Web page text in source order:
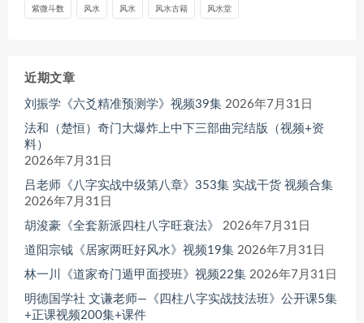
紫微斗数 风水 风水 风水古籍 风水堂
近期文章
刘振学《六爻精准预测学》视频39集 2026年7月31日
法和（楚恒）奇门大爆炸上中下三部曲完结版（视频+资
料）
2026年7月31日
吕老师《八字实战中级第八章》353集 实战干货 视频合集
2026年7月31日
胡浚豪《全套新派四柱八字旺衰法》
2026年7月31日
道阳宗钺《居家两旺好风水》视频19集 2026年7月31日
林一川《道家奇门遁甲面授班》视频22集 2026年7月31日
明德国学社 文谦老师—《四柱八字实战技法班》公开课5集
+正课视频200集+课件